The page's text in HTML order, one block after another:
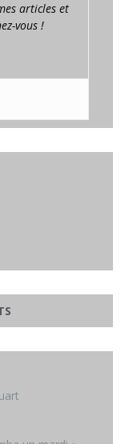
articles et
vous !